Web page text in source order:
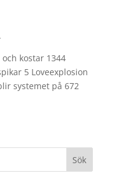
kostar 1344
5 Loveexplosion
systemet på 672